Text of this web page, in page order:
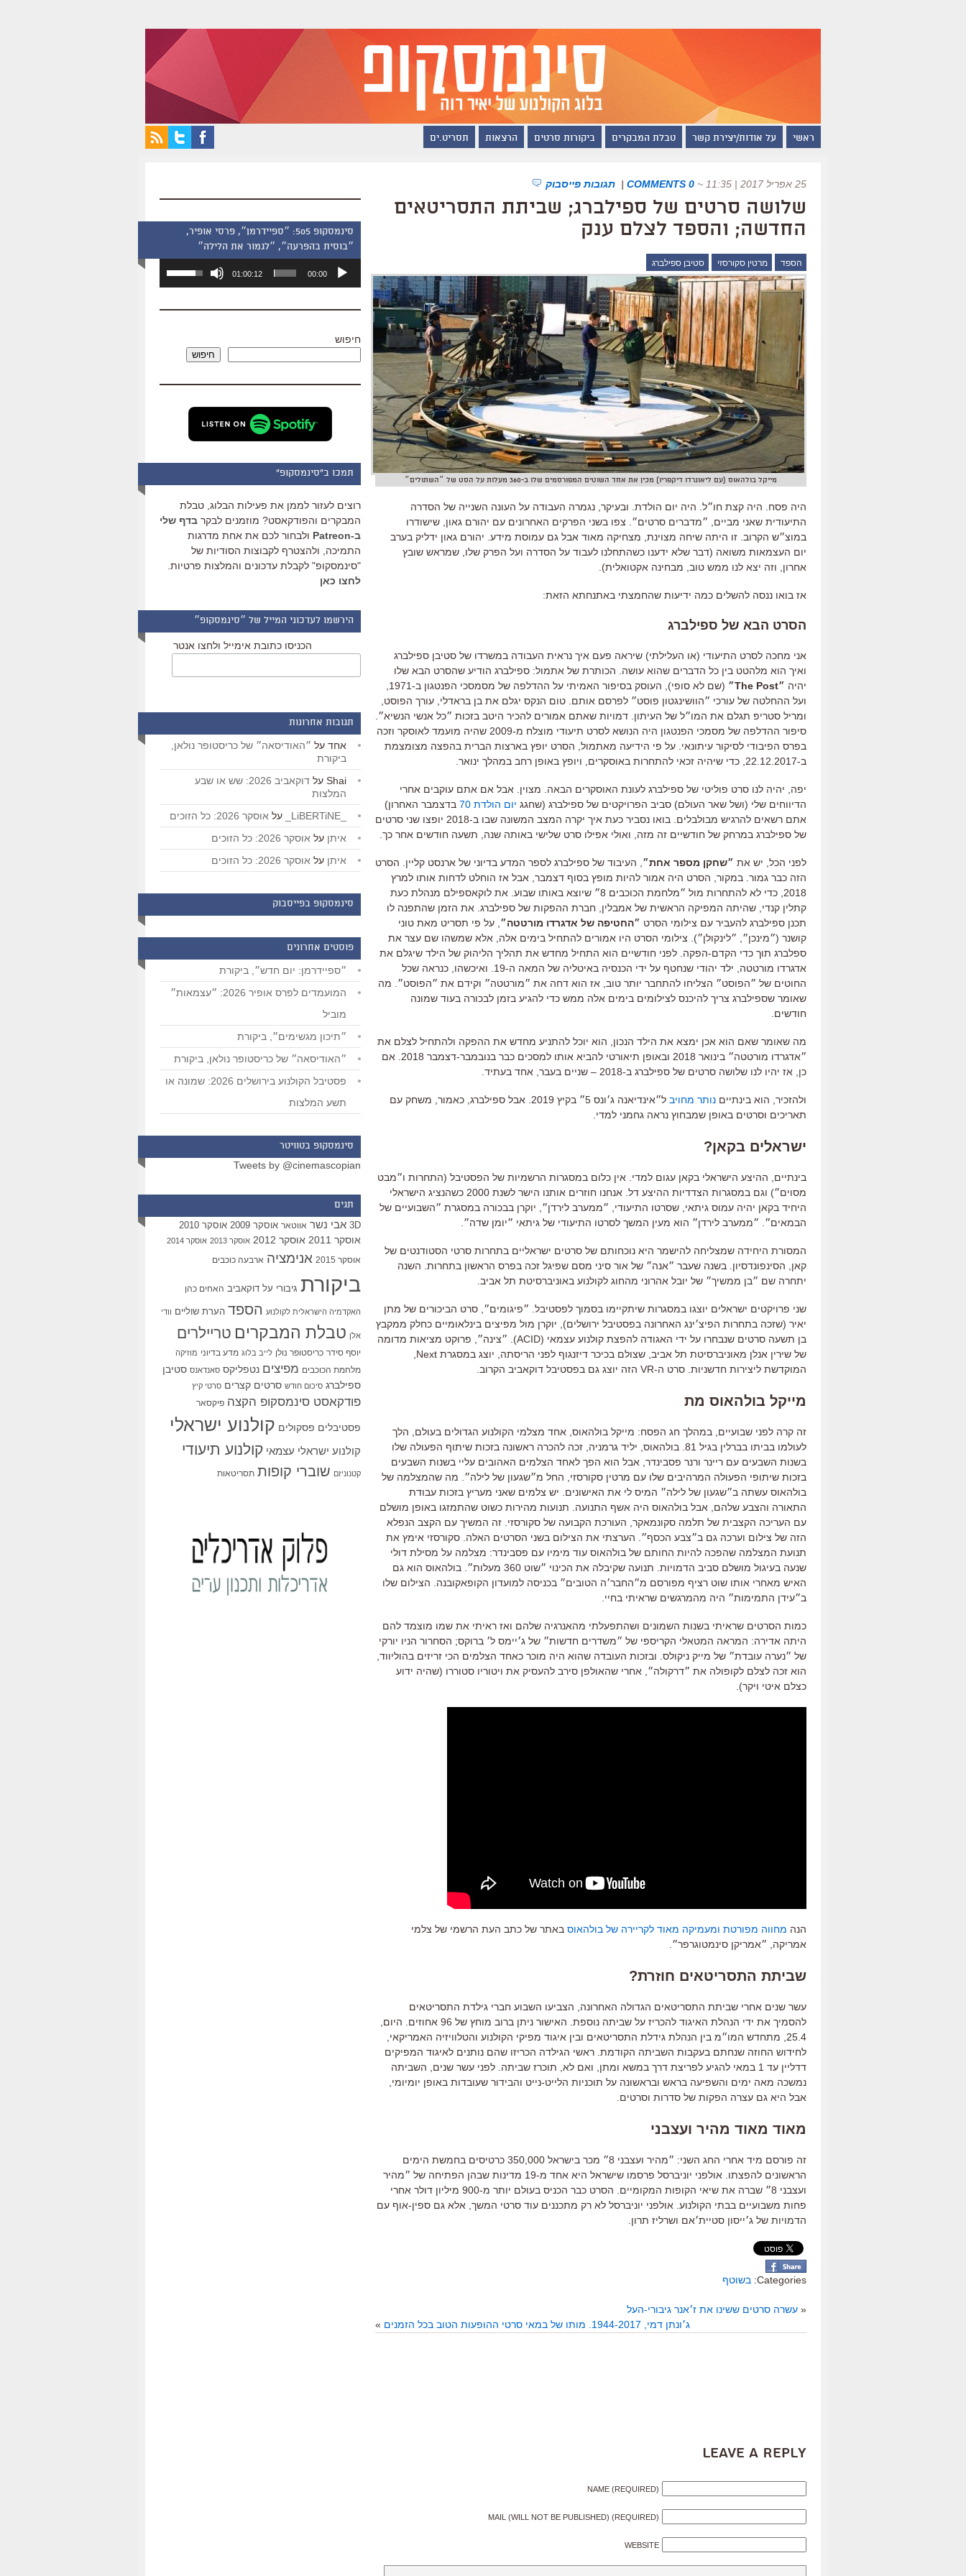
ראשי על אודות/יצירת קשר טבלת המבקרים ביקורות סרטים הרצאות תסריט.ים
25 אפריל 2017 | 11:35 ~
0 COMMENTS
| תגובות פייסבוק
שלושה סרטים של ספילברג; שביתת התסריטאים
החדשה; והספד לצלם ענק
הספד מרטין סקורסזי סטיבן ספילברג
מייקל בולהאוס (עם ליאונרדו דיקפריו) מכין את אחד השוטים המפורסמים שלו ב-360 מעלות על הסט של ״השתולים״
היה פסח. היה קצת חו״ל. היה יום הולדת. ובעיקר, נגמרה העבודה על העונה השנייה של הסדרה
התיעודית שאני מביים, ״מדברים סרטים״. צפו בשני הפרקים האחרונים עם יהורם גאון, שישודרו
במוצ״ש הקרוב. זו היתה שיחה מצוינת, מצחיקה מאוד אבל גם עמוסת מידע. יהורם גאון ידליק בערב
יום העצמאות משואה (דבר שלא ידענו כשהתחלנו לעבוד על הסדרה ועל הפרק שלו, שמראש שובץ
אחרון, וזה יצא לנו ממש טוב, מבחינה אקטואלית).
אז בואו ננסה להשלים כמה ידיעות שהחמצתי באתנחתא הזאת:
הסרט הבא של ספילברג
אני מחכה לסרט התיעודי (או העלילתי) שיראה פעם איך נראית העבודה במשרדו של סטיבן ספילברג
ואיך הוא מלהטט בין כל הדברים שהוא עושה. הכותרת של אתמול: ספילברג הודיע שהסרט הבא שלו
יהיה ״The Post״
ועל ההחלטה של עורכי ״הוושינגטון פוסט״ לפרסם אותם. טום הנקס יגלם את בן בראדלי, עורך הפוסט,
ומריל סטריפ תגלם את המו״ל של העיתון. דמויות שאתם אמורים להכיר היטב בזכות ״כל אנשי הנשיא״.
סיפור ההדלפה של מסמכי הפנטגון היה הנושא לסרט תיעודי מוצלח מ-2009 שהיה מועמד לאוסקר וזכה
בפרס הפיבודי לסיקור עיתונאי. על פי הידיעה מאתמול, הסרט יופץ בארצות הברית בהפצה מצומצמת
ב-22.12.2017, כדי שיהיה זכאי להתחרות באוסקרים, ויופץ באופן רחב במהלך ינואר.
יפה, יהיה לנו סרט פוליטי של ספילברג לעונת האוסקרים הבאה. מצוין. אבל אם אתם עוקבים אחרי
הדיווחים שלי (ושל שאר העולם) סביב הפרויקטים של ספילברג (שחגג יום הולדת 70
בדצמבר האחרון)
אתם רשאים להרגיש מבולבלים. בואו נסביר כעת איך יקרה המצב המשונה שבו ב-2018 יופצו שני סרטים
של ספילברג במרחק של חודשיים זה מזה, ואולי אפילו סרט שלישי באותה שנה, תשעה חודשים אחר כך.
לפני הכל, יש את ״שחקן מספר אחת״ , העיבוד של ספילברג לספר המדע בדיוני של ארנסט קליין. הסרט
הזה כבר גמור. במקור, הסרט היה אמור להיות מופץ בסוף דצמבר, אבל אז הוחלט לדחות אותו למרץ
2018, כדי לא להתחרות מול ״מלחמת הכוכבים 8״ שיוצא באותו שבוע. את לוקאספילם מנהלת כעת
קתלין קנדי, שהיתה המפיקה הראשית של אמבלין, חברת ההפקות של ספילברג. את הזמן שהתפנה לו
תכנן ספילברג להעביר עם צילומי הסרט ״החטיפה של אדגרדו מורטטה״ , על פי תסריט מאת טוני
קושנר (״מינכן״, ״לינקולן״). צילומי הסרט היו אמורים להתחיל בימים אלה, אלא שמשהו שם עצר את
ספלברג תוך כדי הקדם-הפקה. לפני חודשיים הוא התחיל מחדש את תהליך הליהוק של הילד שיגלם את
אדגרדו מורטטה, ילד יהודי שנחטף על ידי הכנסיה באיטליה של המאה ה-19. ואיכשהו, כנראה שכל
החוטים של ״הפוסט״ הצליחו להתחבר יותר טוב, אז הוא דחה את ״מורטטה״ וקידם את ״הפוסט״. מה
שאומר שספילברג צריך להיכנס לצילומים בימים אלה ממש כדי להגיע בזמן לבכורה בעוד שמונה
חודשים.
מה שאומר שאם הוא אכן ימצא את הילד הנכון, הוא יוכל להתניע מחדש את ההפקה ולהתחיל לצלם את
״אדגרדו מורטטה״ בינואר 2018 ובאופן תיאורטי להביא אותו למסכים כבר בנובמבר-דצמבר 2018. אם
כן, אז יהיו לנו שלושה סרטים של ספילברג ב-2018 – שניים בעבר, אחד בעתיד.
ולהזכיר, הוא בינתיים נותר מחויב
ל״אינדיאנה ג׳ונס 5״ בקיץ 2019. אבל ספילברג, כאמור, משחק עם
תאריכים וסרטים באופן שמבחוץ נראה גחמני למדי.
ישראלים בקאן?
בינתיים, ההיצע הישראלי בקאן עגום למדי. אין כלום במסגרות הרשמיות של הפסטיבל (התחרות ו״מבט
מסוים״) וגם במסגרות הצדדיות ההיצע דל. אנחנו חוזרים אותנו הישר לשנת 2000 כשהנציג הישראלי
היחיד בקאן יהיה עמוס גיתאי, שסרטו התיעודי, ״ממערב לירדן״, יוקרן בבכורה במסגרת ״השבועיים של
הבמאים״. ״ממערב לירדן״ הוא מעין המשך לסרטו התיעודי של גיתאי ״יומן שדה״.
המסורת היחידה שמצליחה להישמר היא נוכחותם של סרטים ישראליים בתחרות סרטי הסטודנטים של
קאן, הסינפונדסיון. בשנה שעבר ״אנה״ של אור סיני מסם שפיגל זכה בפרס הראשון בתחרות. השנה
יתחרה שם ״בן ממשיך״ של יובל אהרוני מהחוג לקולנוע באוניברסיטת תל אביב.
שני פרויקטים ישראלים יוצגו במסגרות שיתקיימו בסמוך לפסטיבל. ״פיגומים״, סרט הביכורים של מתן
יאיר (שזכה בתחרות הפיצ׳ינג האחרונה בפסטיבל ירושלים), יוקרן מול מפיצים בינלאומיים כחלק ממקבץ
בן תשעה סרטים שנבחרו על ידי האגודה להפצת קולנוע עצמאי (ACID). ״צינה״, פרוקט מציאות מדומה
המוקדשת ליצירות חדשניות. סרט ה-VR הזה יוצג גם בפסטיבל דוקאביב הקרוב.
מייקל בולהאוס מת
זה קרה לפני שבועיים, במהלך חג הפסח: מייקל בולהאוס, אחד מצלמי הקולנוע הגדולים בעולם, הלך
לעולמו בביתו בברלין בגיל 81. בולהאוס, יליד גרמניה, זכה להכרה ראשונה בזכות שיתוף הפעולה שלו
בשנות השבעים עם ריינר ורנר פסבינדר, אבל הוא הפך לאחד הצלמים האהובים עליי בשנות השבעים
בזכות שיתופי הפעולה המרהיבים שלו עם מרטין סקורסזי, החל מ״שגעון של לילה״. מה שהמצלמה של
בולהאוס עשתה ב״שגעון של לילה״ המיס לי את האישונים. יש צלמים שאני מעריץ בזכות עבודת
התאורה והצבע שלהם, אבל בולהאוס היה אשף התנועה. תנועות מהירות כשוט שהתמזגו באופן מושלם
עם העריכה הקצבית של תלמה סקונמאקר, העורכת הקבועה של סקורסזי. זה המשיך עם הקצב הנפלא
הזה של צילום וערכה גם ב״צבע הכסף״. הערצתי את הצילום בשני הסרטים האלה. סקורסזי אימץ את
תנועת המצלמה שהפכה להיות החותם של בולהאוס עוד מימיו עם פסבינדר: מצלמה על מסילת דולי
שנעה בעיגול מושלם סביב הדמויות. תנועה שקיבלה את הכינוי ״שוט 360 מעלות״. בולהאוס הוא גם
האיש מאחרי אותו שוט רציף מפורסם מ״החבר׳ה הטובים״ בכניסה למועדון הקופאקובנה. הצילום שלו
ב״עידן התמימות״ היה מהמרגשים שראיתי בחיי.
כמות הסרטים שראיתי בשנות השמונים ושהתפעלתי מהאנרגיה שלהם ואז ראיתי את שמו מוצמד להם
היתה אדירה: המראה המטאלי הקריספי של ״משדרים חדשות״ של ג׳יימס ל׳ ברוקס; הסחרור הניו יורקי
של ״נערה עובדת״ של מייק ניקולס. ובזכות העובדה שהוא היה מוכר כאחד הצלמים הכי זריזים בהוליווד,
הוא זכה לצלם לקופולה את ״דרקולה״, אחרי שהאולפן סירב להעסיק את ויטוריו סטוררו (שהיה ידוע
כצלם איטי ויקר).
הנה מחווה מפורטת ומעמיקה מאוד לקריירה של בולהאוס באתר של כתב העת הרשמי של צלמי
אמריקה, ״אמריקן סינמטוגרפר״.
שביתת התסריטאים חוזרת?
עשר שנים אחרי שביתת התסריטאים הגדולה האחרונה, הצביעו השבוע חברי גילדת התסריטאים
להסמיך את ידי הנהלת האיגוד להכריז על שביתה נוספת. האישור ניתן ברוב מוחץ של 96 אחוזים. היום,
25.4, מתחדש המו״מ בין הנהלת גידלת התסריטאים ובין איגוד מפיקי הקולנוע והטלוויזיה האמריקאי,
לחידוש החוזה שנחתם בעקבות השביתה הקודמת. ראשי הגילדה הכריזו שהם נותנים לאיגוד המפיקים
דדליין עד 1 במאי להגיע לפריצת דרך במשא ומתן, ואם לא, תוכרז שביתה. לפני עשר שנים, השביתה
נמשכה מאה ימים והשפיעה בראש ובראשונה על תוכניות הלייט-נייט והבידור שעובדות באופן יומיומי,
אבל היא גם עצרה הפקות של סדרות וסרטים.
מאוד מאוד מהיר ועצבני
זה פורסם מיד אחרי החג השני: ״מהיר ועצבני 8״ מכר בישראל 350,000 כרטיסים בחמשת הימים
הראשונים להפצתו. אולפני יוניברסל פרסמו שישראל היא אחד מ-19 מדינות שבהן הפתיחה של ״מהיר
ועצבני 8״ שברה את שיאי הקופות המקומיים. הסרט כבר הכניס בעולם יותר מ-900 מיליון דולר אחרי
פחות משבועיים בבתי הקולנוע. אולפני יוניברסל לא רק מתכננים עוד סרטי המשך, אלא גם ספין-אוף עם
הדמויות של ג׳ייסון סטיית׳אם ושרליז תרון.
Categories: בשוטף
« עשרה סרטים ששינו את ז׳אנר גיבורי-העל
ג׳ונתן דמי, 1944-2017. מותו של במאי סרטי ההופעות הטוב בכל הזמנים
»
Leave a Reply
NAME (REQUIRED)
MAIL (WILL NOT BE PUBLISHED) (REQUIRED)
WEBSITE
סינמסקופ 505: ״ספיידרמן״, פרסי אופיר,
״בוסית בהפרעה״, ״לגמור את הלילה״
אודיו
00:00
01:00:12
השתמש
כדי
שמע.
חיפוש
חיפוש
תמכו ב"סינמסקופ"
רוצים לעזור לממן את פעילות הבלוג, טבלת
המבקרים והפודקאסט? מוזמנים לבקר בדף שלי
ב-Patreon
ולבחור לכם את אחת מדרגות
התמיכה, ולהצטרף לקבוצות הסודיות של
"סינמסקופ" לקבלת עדכונים והמלצות פרטיות.
לחצו כאן
הירשמו לעדכוני המייל של ״סינמסקופ״
הכניסו כתובת אימייל ולחצו אנטר
תגובות אחרונות
אחד על ״האודיסאה״ של כריסטופר נולאן,
ביקורת
Shai על
דוקאביב 2026: שש או שבע
המלצות
על אוסקר 2026: כל הזוכים
איתן על אוסקר 2026: כל הזוכים
איתן על אוסקר 2026: כל הזוכים
סינמסקופ בפייסבוק
פוסטים אחרונים
״ספיידרמן: יום חדש״, ביקורת
המועמדים לפרס אופיר 2026: ״עצמאות״
מוביל
״תיכון מגשימים״, ביקורת
״האודיסאה״ של כריסטופר נולאן, ביקורת
פסטיבל הקולנוע בירושלים 2026: שמונה או
תשע המלצות
סינמסקופ בטוויטר
Tweets by @cinemascopian
תגים
3D אבי נשר אווטאר אוסקר 2009 אוסקר 2010
אוסקר 2011 אוסקר 2012 אוסקר 2013 אוסקר 2014
אוסקר 2015 אנימציה ארבעה כוכבים
ביקורת גיבורי על דוקאביב האחים כהן
האקדמיה הישראלית לקולנוע הספד הערת שוליים וודי
אלן טבלת המבקרים טריילרים
יוסף סידר כריסטופר נולן לייב בלוג מדע בדיוני מוזיקה
מלחמת הכוכבים מפיצים נטפליקס סאנדאנס סטיבן
ספילברג סיכום חודש סרטים קצרים סרטי קיץ
פודקאסט סינמסקופ הקצה פיקסאר
פסטיבלים פסקולים קולנוע ישראלי
קולנוע ישראלי עצמאי קולנוע תיעודי
קטנוניזם שוברי קופות תסריטאות